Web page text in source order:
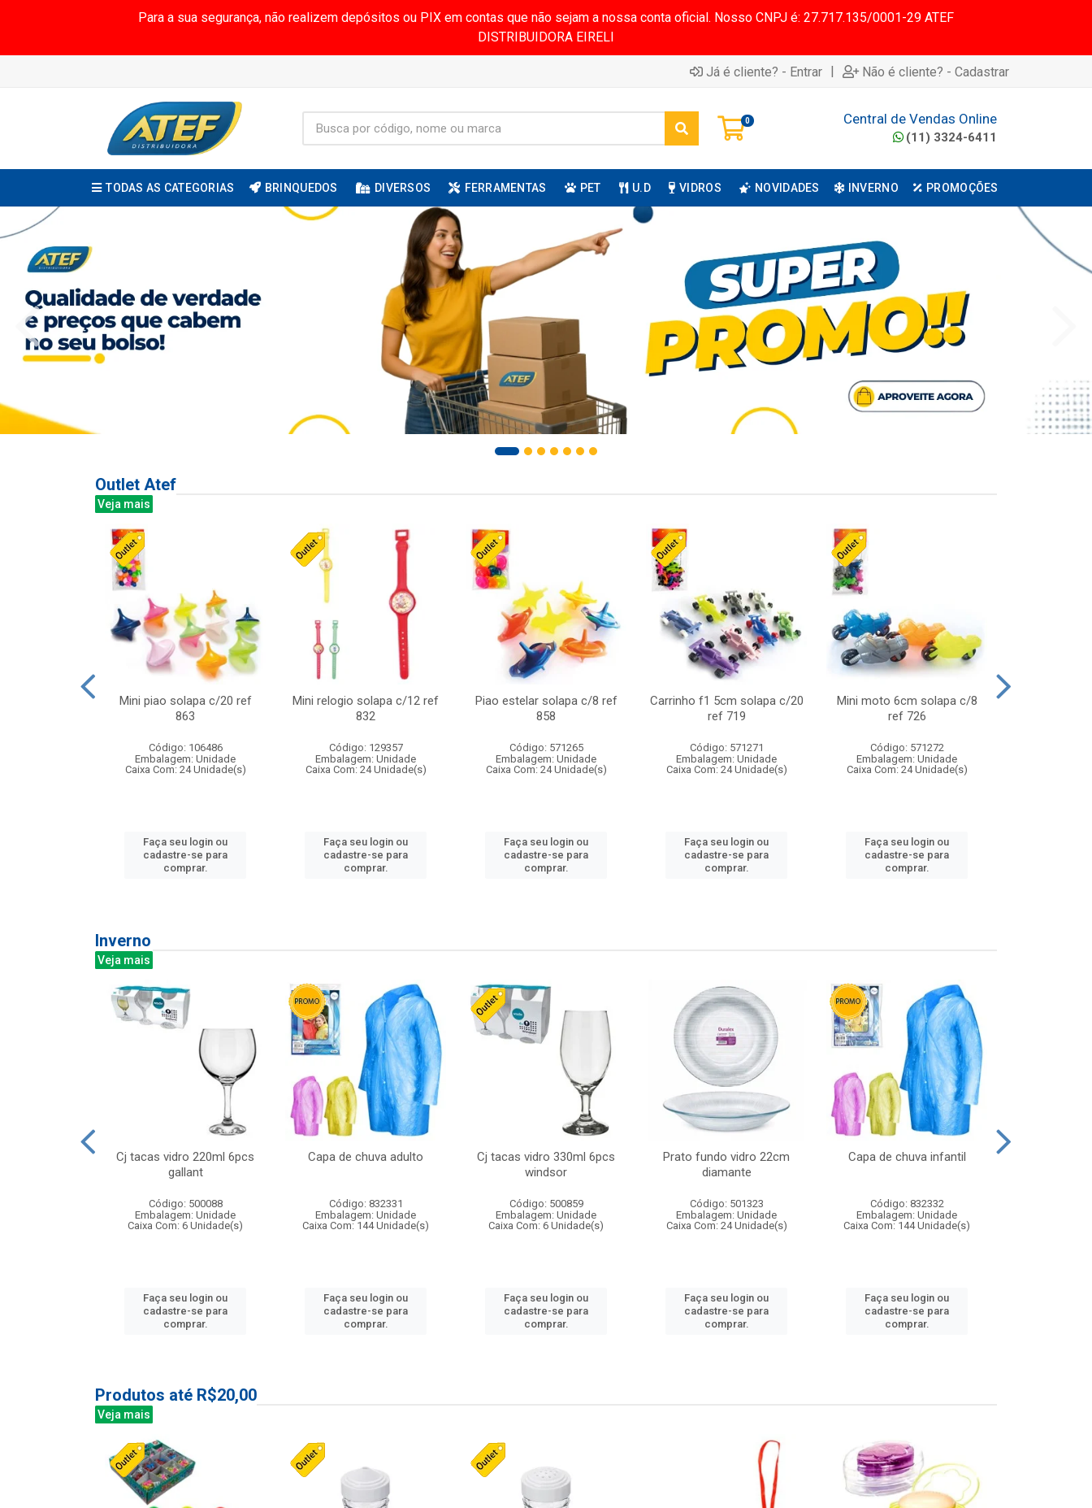
Para a sua segurança, não realizem depósitos ou PIX em contas que não sejam a nossa conta oficial. Nosso CNPJ é: 27.717.135/0001-29 ATEF
DISTRIBUIDORA EIRELI
Já é cliente? - Entrar | Não é cliente? - Cadastrar
0 Central de Vendas Online
(11) 3324-6411
TODAS AS CATEGORIAS BRINQUEDOS DIVERSOS FERRAMENTAS PET U.D VIDROS NOVIDADES INVERNO PROMOÇÕES
Outlet Atef
Veja mais
Mini piao solapa c/20 ref
863
Código: 106486
Embalagem: Unidade
Caixa Com: 24 Unidade(s)
Faça seu login ou
cadastre-se para
comprar.
Mini relogio solapa c/12 ref
832
Código: 129357
Embalagem: Unidade
Caixa Com: 24 Unidade(s)
Faça seu login ou
cadastre-se para
comprar.
Piao estelar solapa c/8 ref
858
Código: 571265
Embalagem: Unidade
Caixa Com: 24 Unidade(s)
Faça seu login ou
cadastre-se para
comprar.
Carrinho f1 5cm solapa c/20
ref 719
Código: 571271
Embalagem: Unidade
Caixa Com: 24 Unidade(s)
Faça seu login ou
cadastre-se para
comprar.
Mini moto 6cm solapa c/8
ref 726
Código: 571272
Embalagem: Unidade
Caixa Com: 24 Unidade(s)
Faça seu login ou
cadastre-se para
comprar.
Inverno
Veja mais
Cj tacas vidro 220ml 6pcs
gallant
Código: 500088
Embalagem: Unidade
Caixa Com: 6 Unidade(s)
Faça seu login ou
cadastre-se para
comprar.
Capa de chuva adulto
Código: 832331
Embalagem: Unidade
Caixa Com: 144 Unidade(s)
Faça seu login ou
cadastre-se para
comprar.
Cj tacas vidro 330ml 6pcs
windsor
Código: 500859
Embalagem: Unidade
Caixa Com: 6 Unidade(s)
Faça seu login ou
cadastre-se para
comprar.
Prato fundo vidro 22cm
diamante
Código: 501323
Embalagem: Unidade
Caixa Com: 24 Unidade(s)
Faça seu login ou
cadastre-se para
comprar.
Capa de chuva infantil
Código: 832332
Embalagem: Unidade
Caixa Com: 144 Unidade(s)
Faça seu login ou
cadastre-se para
comprar.
Produtos até R$20,00
Veja mais